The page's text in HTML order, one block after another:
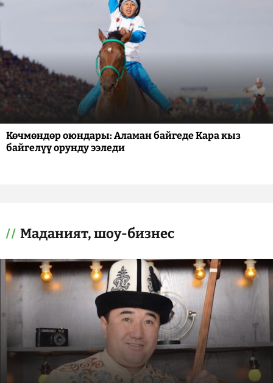
Көчмөндөр оюндары: Аламан байгеде Кара кыз
байгелүү орунду ээледи
Маданият, шоу-бизнес